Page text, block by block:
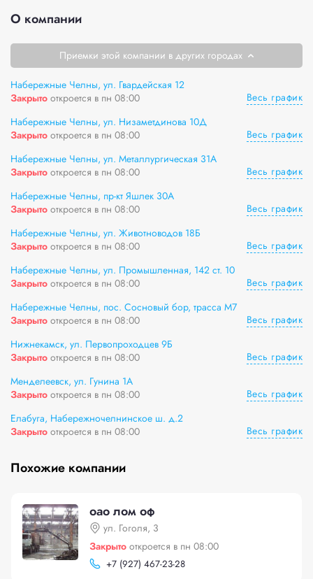
О компании
Приемки этой компании в других городах
Набережные Челны, ул. Гвардейская 12
Закрыто откроется в пн 08:00
Весь график
Набережные Челны, ул. Низаметдинова 10Д
Закрыто откроется в пн 08:00
Весь график
Набережные Челны, ул. Металлургическая 31А
Закрыто откроется в пн 08:00
Весь график
Набережные Челны, пр-кт Яшлек 30А
Закрыто откроется в пн 08:00
Весь график
Набережные Челны, ул. Животноводов 18Б
Закрыто откроется в пн 08:00
Весь график
Набережные Челны, ул. Промышленная, 142 ст. 10
Закрыто откроется в пн 08:00
Весь график
Набережные Челны, пос. Сосновый бор, трасса М7
Закрыто откроется в пн 08:00
Весь график
Нижнекамск, ул. Первопроходцев 9Б
Закрыто откроется в пн 08:00
Весь график
Менделеевск, ул. Гунина 1А
Закрыто откроется в пн 08:00
Весь график
Елабуга, Набережночелнинское ш. д.2
Закрыто откроется в пн 08:00 Весь график
Похожие компании
оао лом оф
ул. Гоголя, 3
Закрыто откроется в пн 08:00
+7 (927) 467-23-28